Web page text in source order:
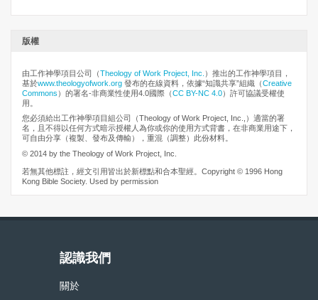
版權
由工作神學項目公司（Theology of Work Project, Inc. ）推出的工作神學項目，
基於www.theologyofwork.org 發布的在線資料，依據“知識共享”組織（Creative
Commons ）的署名-非商業性使用4.0國際（CC BY-NC 4.0）許可協議受權使
用。
您必須給出工作神學項目組公司（Theology of Work Project, Inc.,）適當的署
名，且不得以任何方式暗示授權人為你或你的使用方式背書，在非商業用途下，
可自由分享（複製、發布及傳輸），重混（調整）此份材料。
© 2014 by the Theology of Work Project, Inc.
若無其他標註，經文引用皆出於新標點和合本聖經。Copyright © 1996 Hong
Kong Bible Society. Used by permission
認識我們
關於